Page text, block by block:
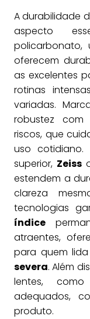
A durabilidade
aspecto
policarbonato,
oferecem
as excelentes
rotinas
variadas.
robustez
riscos, que
uso cotidiano.
superior, Zeiss
estendem a
clareza
tecnologias
índice
atraentes,
para quem
severa. Além
lentes,
adequados,
produto.